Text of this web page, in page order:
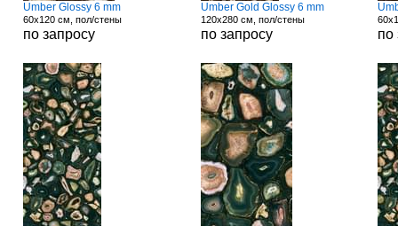
Umber Glossy 6 mm
60x120 см, пол/стены
по запросу
Umber Gold Glossy 6 mm
120x280 см, пол/стены
по запросу по